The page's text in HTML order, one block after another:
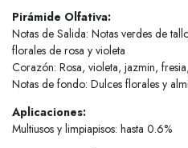
Pirámide Olfativa:
Notas de Salida: Notas verdes de
florales de rosa y violeta
Corazón: Rosa, violeta, jazmin,
Notas de fondo: Dulces florales y
Aplicaciones:
Multiusos y limpiapisos: hasta 0.6%